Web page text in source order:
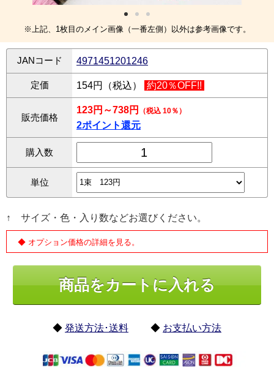
※上記、1枚目のメイン画像（一番左側）以外は参考画像です。
JANコード 4971451201246
定価 154円（税込） 約20％OFF!!
販売価格
123円～738円 （税込 10％）
2ポイント還元
購入数
単位
↑ サイズ・色・入り数などお選びください。
◆ オプション価格の詳細を見る。
◆ 発送方法･送料 ◆ お支払い方法